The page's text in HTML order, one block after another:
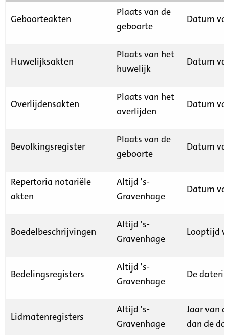
Geboorteakten
Plaats van de
geboorte
Datum
Huwelijksakten
Plaats van het
huwelijk
Datum
Overlijdensakten
Plaats van het
overlijden
Datum
Bevolkingsregister
Plaats van de
geboorte
Datum
Repertoria notariële
akten
Altijd 's-
Gravenhage
Datum
Boedelbeschrijvingen
Altijd 's-
Gravenhage
Looptijd
Bedelingsregisters
Altijd 's-
Gravenhage
De
Lidmatenregisters
Altijd 's-
Gravenhage
Jaar van
dan de